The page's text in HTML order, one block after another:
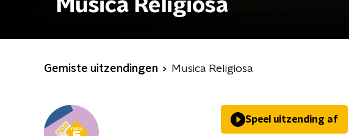
Musica Religiosa
Gemiste uitzendingen Musica Religiosa
Speel uitzending af